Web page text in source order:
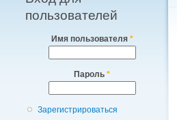
пользователей
Имя пользователя *
Пароль *
Зарегистрироваться